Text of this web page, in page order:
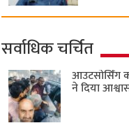
सर्वाधिक चर्चित
आउटसोर्सिंग
ने दिया